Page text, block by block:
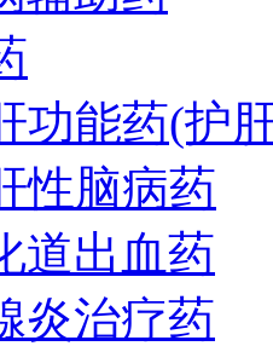
功能药(护
性脑病药
道出血药
炎治疗药